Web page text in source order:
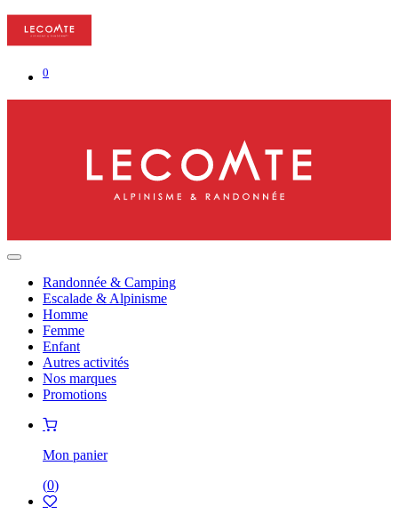
0
Randonnée & Camping
Escalade & Alpinisme
Homme
Femme
Enfant
Autres activités
Nos marques
Promotions
Mon panier
(0)